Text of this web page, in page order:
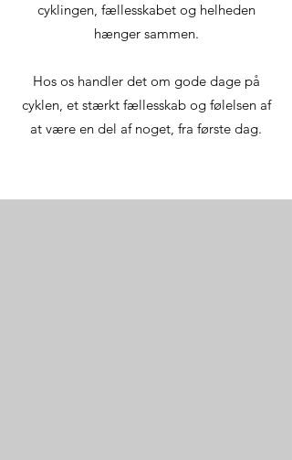
cyklingen, fællesskabet og helheden
hænger sammen.
Hos os handler det om gode dage på
cyklen, et stærkt fællesskab og følelsen af
at være en del af noget, fra første dag.